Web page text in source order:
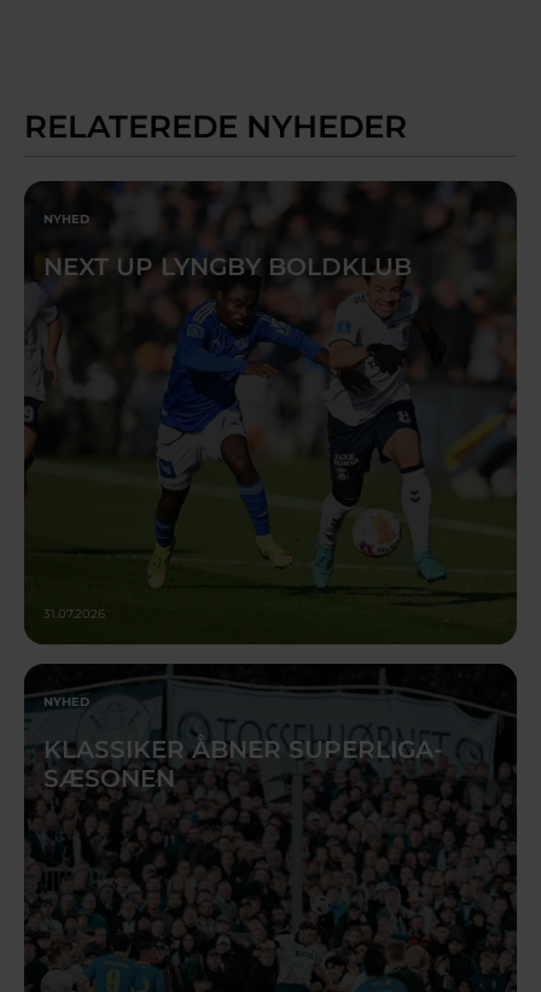
RELATEREDE NYHEDER
NYHED
NEXT UP LYNGBY BOLDKLUB
31.07.2026
NYHED
KLASSIKER ÅBNER SUPERLIGA-
SÆSONEN